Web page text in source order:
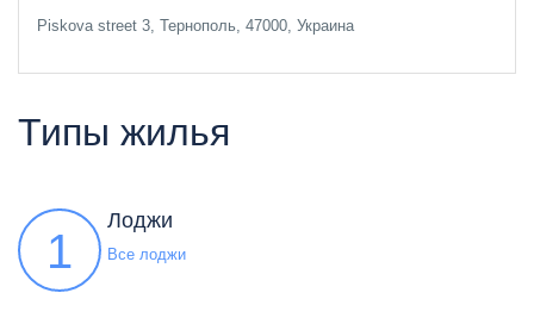
Piskova street 3, Тернополь, 47000, Украина
Типы жилья
1
Лоджи
Все лоджи